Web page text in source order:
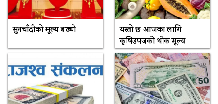
सुनचाँदीको मूल्य बढ्यो
यस्तो छ आजका लागि
कृषिउपजको थोक मूल्य